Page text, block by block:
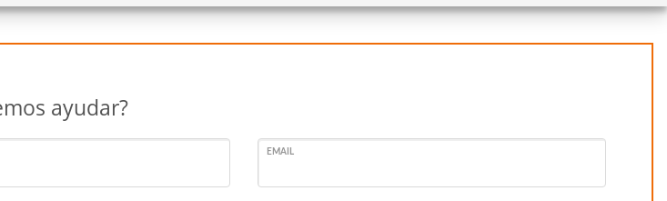
ayudar?
EMAIL